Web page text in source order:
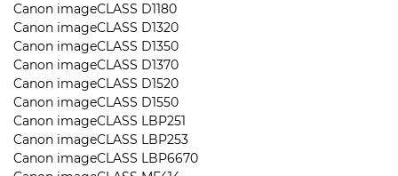
Canon imageCLASS D1180
Canon imageCLASS D1320
Canon imageCLASS D1350
Canon imageCLASS D1370
Canon imageCLASS D1520
Canon imageCLASS D1550
Canon imageCLASS LBP251
Canon imageCLASS LBP253
Canon imageCLASS LBP6670